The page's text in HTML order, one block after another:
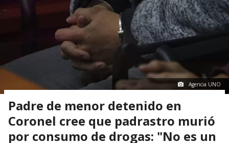
Agencia UNO
Padre de menor detenido en
Coronel cree que padrastro murió
por consumo de drogas: "No es un